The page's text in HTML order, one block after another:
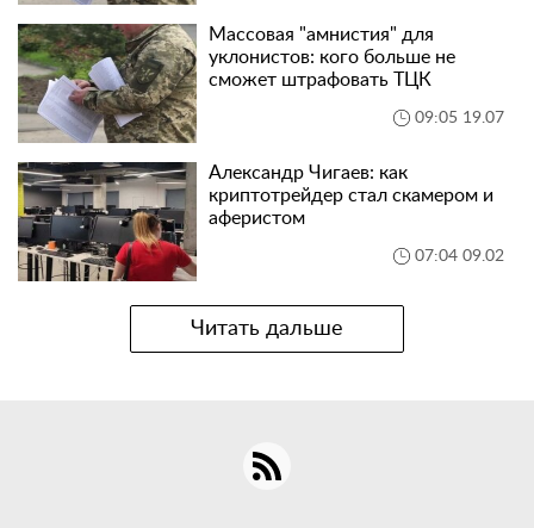
Массовая "амнистия" для
уклонистов: кого больше не
сможет штрафовать ТЦК
09:05 19.07
Александр Чигаев: как
криптотрейдер стал скамером и
аферистом
07:04 09.02
Читать дальше